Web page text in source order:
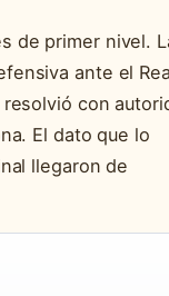
de primer nivel.
ante el
con
El dato que lo
llegaron de